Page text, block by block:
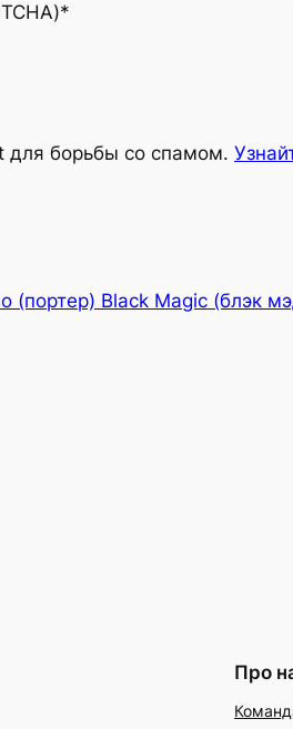
*
для борьбы со спамом.
(портер) Black Magic (блэк
Про